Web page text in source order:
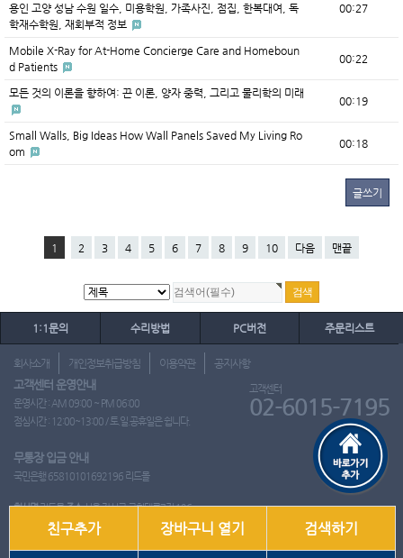
용인 고양 성남 수원 일수, 미용학원, 가족사진, 점집, 한복대여, 독
학재수학원, 재회부적 정보
00:27
Mobile X-Ray for At-Home Concierge Care and Homeboun
d Patients
00:22
모든 것의 이론을 향하여: 끈 이론, 양자 중력, 그리고 물리학의 미래
00:19
Small Walls, Big Ideas How Wall Panels Saved My Living Ro
om
00:18
글쓰기
1 2 3 4 5 6 7 8 9 10 다음 맨끝
1:1문의 수리방법 PC버전 주문리스트
회사소개 개인정보취급방침 이용약관 공지사항
고객센터 운영안내
운영시간 : AM 09:00 ~ PM 06:00
점심시간 : 12:00~13:00 / 토.일.공휴일은 쉽니다.
고객센터
02-6015-7195
무통장 입금 안내
국민은행 65810101692196 리드몰
회사명리드몰주소서울 강서구 국회대로7길 126
사업자 등록번호412-10-97537 이영은전화02-6015-7195
친구추가 장바구니 열기 검색하기